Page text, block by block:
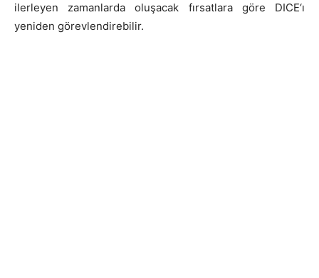
ilerleyen zamanlarda oluşacak fırsatlara göre DICE‘ı
yeniden görevlendirebilir.